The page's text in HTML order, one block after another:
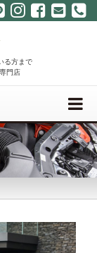
る方まで
門店